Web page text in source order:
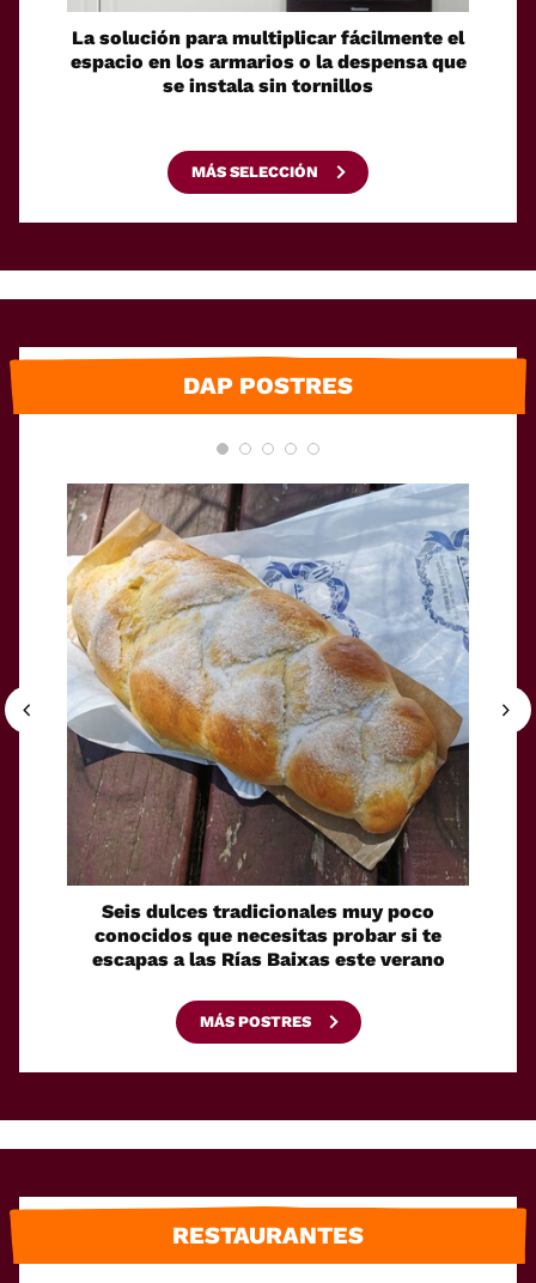
La solución para multiplicar fácilmente el
espacio en los armarios o la despensa que
se instala sin tornillos
MÁS SELECCIÓN
DAP POSTRES
Seis dulces tradicionales muy poco
conocidos que necesitas probar si te
escapas a las Rías Baixas este verano
MÁS POSTRES
RESTAURANTES